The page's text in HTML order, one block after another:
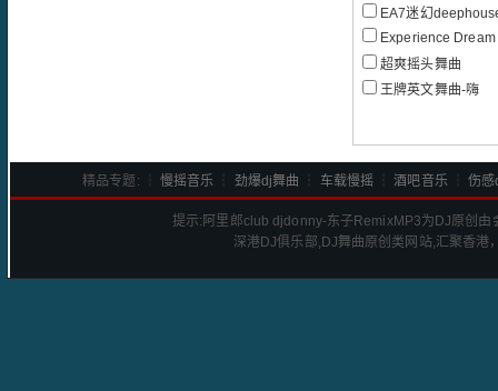
EA7迷幻
Experience
超爽摇头舞曲
王牌英文舞曲-嗨
精品专题: ┆ 慢摇音乐 劲爆dj舞曲 车载慢摇 ┆酒吧音乐┆伤感
提示: 阿里郎club djdonny-东子RemixMP3为DJ原创由
深港DJ俱乐部,DJ舞曲原创类网站,汇聚香港